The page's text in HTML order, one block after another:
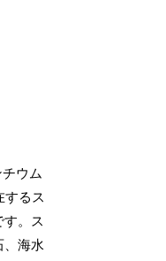
ウム
するス
す。ス
、海水